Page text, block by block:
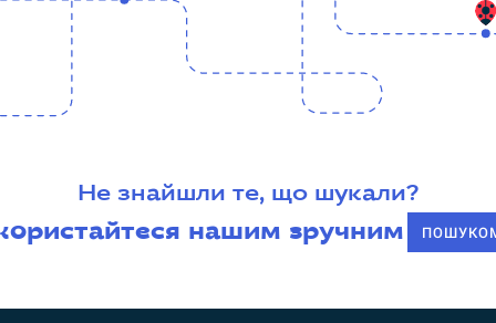
Не знайшли те, що шукали?
нашим зручним